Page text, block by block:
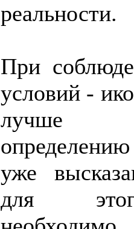
реальности.
При
условий -
лучше
определению
уже
для